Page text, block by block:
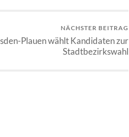
NÄCHSTER BEITRAG
Plauen wählt Kandidaten zur
Stadtbezirkswahl